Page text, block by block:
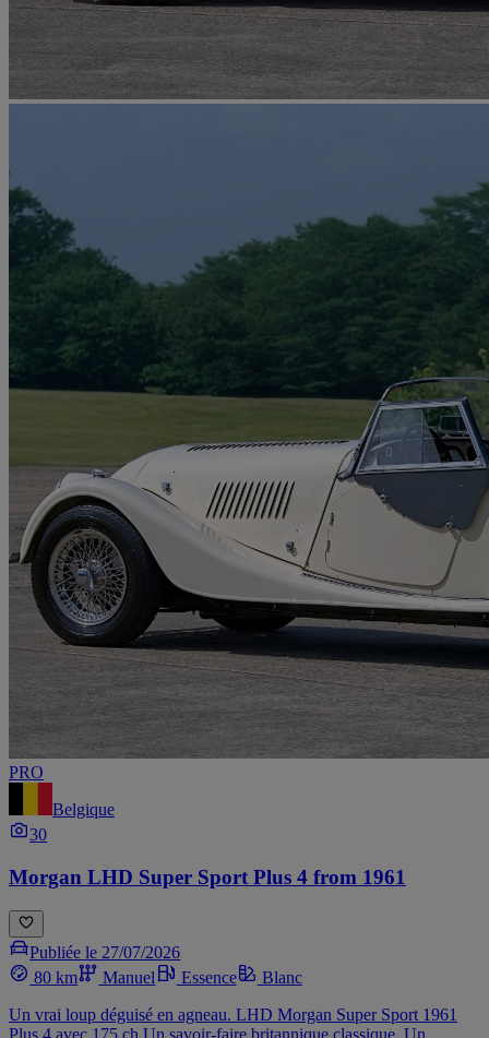
PRO
Belgique
30
Morgan LHD Super Sport Plus 4 from 1961
Publiée le 27/07/2026
80 km
Manuel Essence
Blanc
Un vrai loup déguisé en agneau. LHD Morgan Super Sport 1961
Plus 4 avec 175 ch Un savoir-faire britannique classique. Un